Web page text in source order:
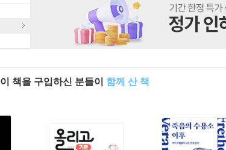
이 책을 구입하신 분들이 함께 산 책